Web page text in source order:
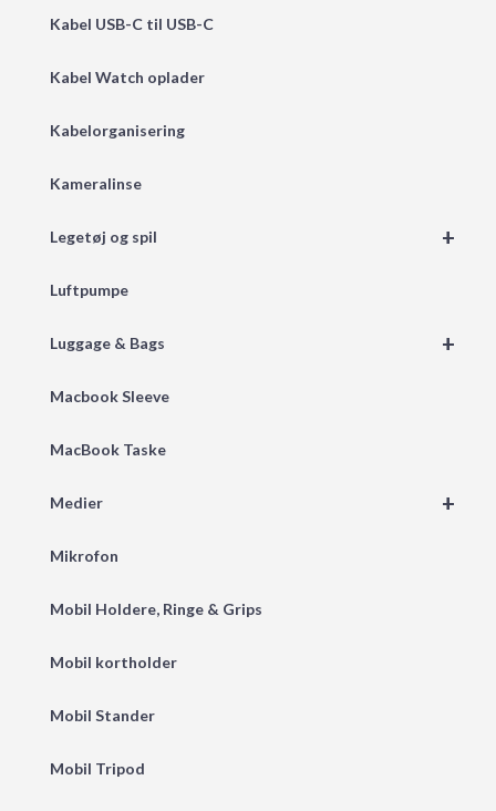
Kabel USB-C til USB-C
Kabel Watch oplader
Kabelorganisering
Kameralinse
+
Legetøj og spil
Luftpumpe
+
Luggage & Bags
Macbook Sleeve
MacBook Taske
+
Medier
Mikrofon
Mobil Holdere, Ringe & Grips
Mobil kortholder
Mobil Stander
Mobil Tripod